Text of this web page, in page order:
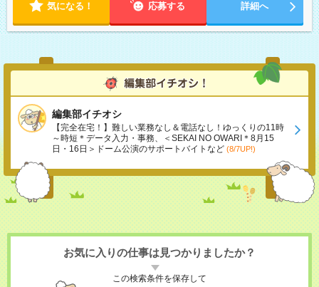
気になる！ 応募する 詳細へ
編集部イチオシ
【完全在宅！】難しい業務なし＆電話なし！ゆっくりの11時
～時短＊データ入力・事務、＜SEKAI NO OWARI＊8月15
日・16日＞ドーム公演のサポートバイトなど (8/7UP!)
お気に入りの仕事は見つかりましたか？
この検索条件を保存して